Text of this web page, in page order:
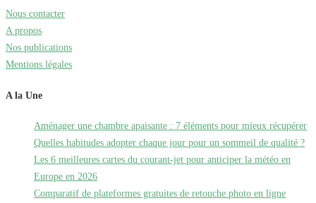
Nous contacter
A propos
Nos publications
Mentions légales
A la Une
Aménager une chambre apaisante : 7 éléments pour mieux récupérer
Quelles habitudes adopter chaque jour pour un sommeil de qualité ?
Les 6 meilleures cartes du courant-jet pour anticiper la météo en
Europe en 2026
Comparatif de plateformes gratuites de retouche photo en ligne